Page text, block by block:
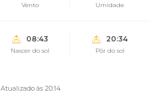
Vento Umidade
08:43
Nascer do sol
20:34
Pôr do sol
Atualizado às 20:14